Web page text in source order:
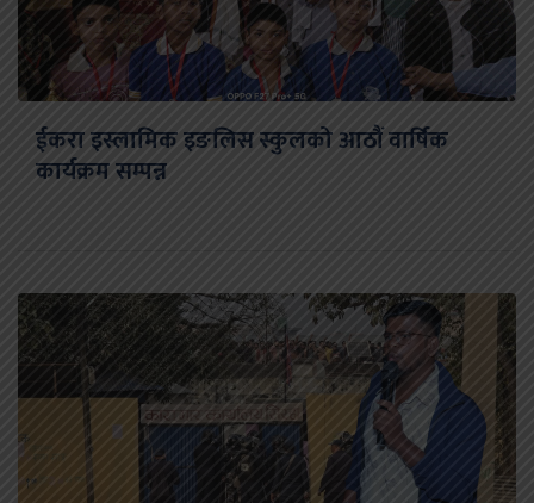
ईकरा इस्लामिक इङलिस स्कुलको आठौं वार्षिक
कार्यक्रम सम्पन्न